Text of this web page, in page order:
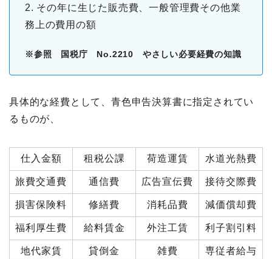
2. その年に生じた販売費、一般管理費その他業
務上の費用の額
※参照 国税庁 No.2210 やさしい必要経費の知識
具体的な経費として、青色申告決算書に指定されてい
るものが、
仕入金額 租税公課 荷造運賃 水道光熱費
旅費交通費 通信費 広告宣伝費 接待交際費
損害保険料 修繕費 消耗品費 減価償却費
福利厚生費 給料賃金 外注工賃 利子割引料
地代家賃 貸倒金 雑費 専従者給与